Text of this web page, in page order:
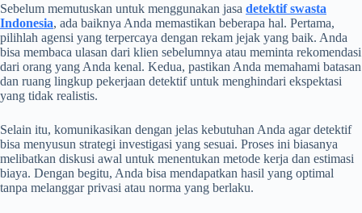
Sebelum memutuskan untuk menggunakan jasa detektif swasta
Indonesia, ada baiknya Anda memastikan beberapa hal. Pertama,
pilihlah agensi yang terpercaya dengan rekam jejak yang baik. Anda
bisa membaca ulasan dari klien sebelumnya atau meminta rekomendasi
dari orang yang Anda kenal. Kedua, pastikan Anda memahami batasan
dan ruang lingkup pekerjaan detektif untuk menghindari ekspektasi
yang tidak realistis.
Selain itu, komunikasikan dengan jelas kebutuhan Anda agar detektif
bisa menyusun strategi investigasi yang sesuai. Proses ini biasanya
melibatkan diskusi awal untuk menentukan metode kerja dan estimasi
biaya. Dengan begitu, Anda bisa mendapatkan hasil yang optimal
tanpa melanggar privasi atau norma yang berlaku.